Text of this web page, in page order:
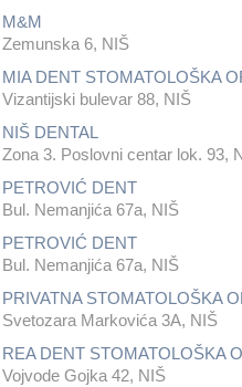
M&M
Zemunska 6, NIŠ
MIA DENT STOMATOLOŠKA
Vizantijski bulevar 88, NIŠ
NIŠ DENTAL
Zona 3. Poslovni centar lok. 93,
PETROVIĆ DENT
Bul. Nemanjića 67a, NIŠ
PETROVIĆ DENT
Bul. Nemanjića 67a, NIŠ
PRIVATNA STOMATOLOŠKA
Svetozara Markovića 3A, NIŠ
REA DENT STOMATOLOŠKA
Vojvode Gojka 42, NIŠ